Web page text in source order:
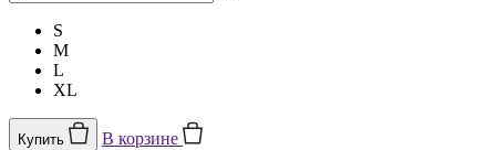
S
M
L
XL
Купить В корзине